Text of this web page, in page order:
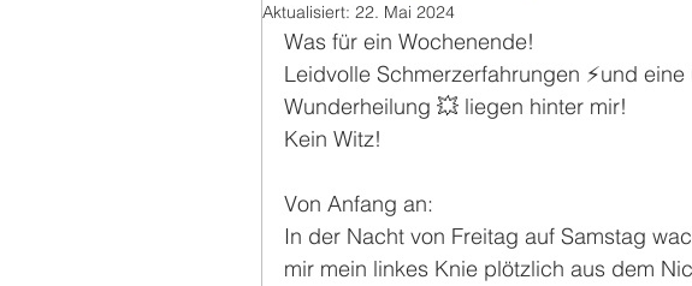
Aktualisiert: 22. Mai 2024
Was für ein Wochenende!
Leidvolle Schmerzerfahrungen ⚡️und
Wunderheilung 💥 liegen hinter mir!
Kein Witz!
Von Anfang an:
In der Nacht von Freitag auf Samstag
mir mein linkes Knie plötzlich aus dem